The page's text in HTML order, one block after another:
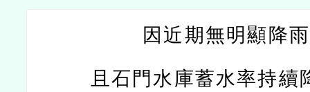
因近期無明顯降雨
且石門水庫蓄水率持續